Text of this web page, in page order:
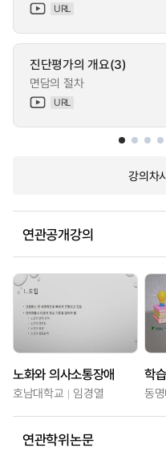
URL
진단평가의 개요(3)
면담의 절차
URL
강의차
연관공개강의
노화와 의사소통장애
호남대학교 임경열
학
동
연관학위논문